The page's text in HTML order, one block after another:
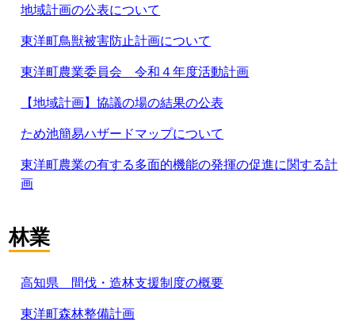
地域計画の公表について
東洋町鳥獣被害防止計画について
東洋町農業委員会 令和４年度活動計画
【地域計画】協議の場の結果の公表
ため池簡易ハザードマップについて
東洋町農業の有する多面的機能の発揮の促進に関する計
画
林業
高知県 間伐・造林支援制度の概要
東洋町森林整備計画